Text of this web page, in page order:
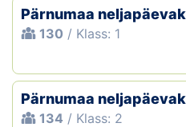
Pärnumaa neljapäevak
130 / Klass: 1
Pärnumaa neljapäevak
134 / Klass: 2